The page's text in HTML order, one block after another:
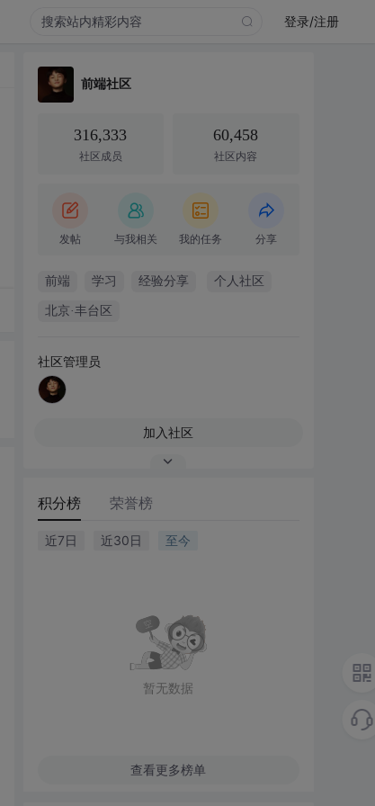
登录/注册
前端社区
316,333
社区成员
60,458
社区内容
发帖 与我相关 我的任务 分享
前端 学习 经验分享 个人社区
北京·丰台区
社区管理员
加入社区
积分榜 荣誉榜
近7日 近30日 至今
暂无数据
查看更多榜单